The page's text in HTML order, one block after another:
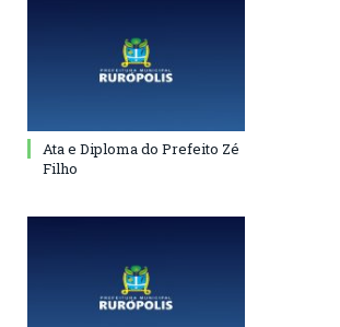
Ata e Diploma do Prefeito Zé
Filho